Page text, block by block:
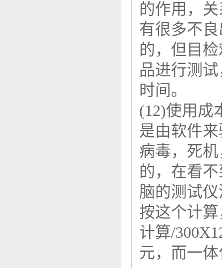
的作用，
有很多不
的，但目
品进行测
时间。
(12)使用成
是由软件
病毒，死
的，在看
脑的测试
按这个计
计算/
元，而一